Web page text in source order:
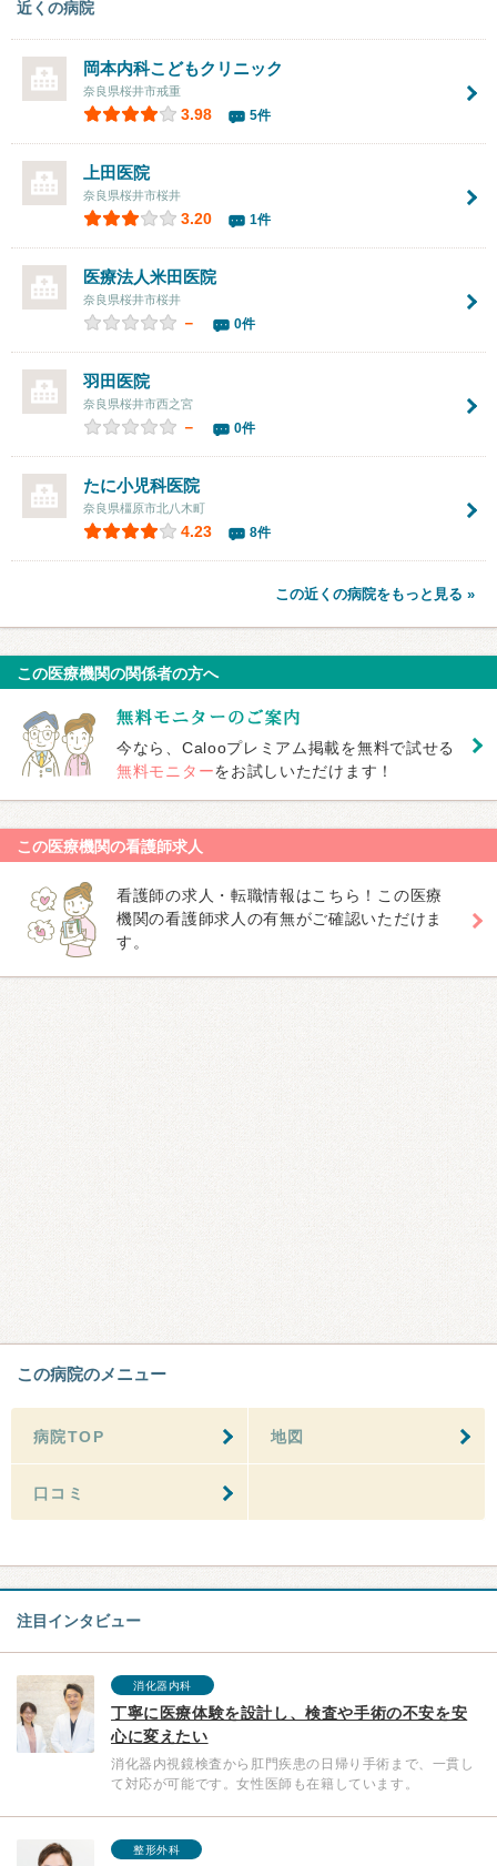
近くの病院
岡本内科こどもクリニック
奈良県桜井市戒重
3.98 5件
上田医院
奈良県桜井市桜井
3.20 1件
医療法人米田医院
奈良県桜井市桜井
－ 0件
羽田医院
奈良県桜井市西之宮
－ 0件
たに小児科医院
奈良県橿原市北八木町
4.23 8件
この近くの病院をもっと見る »
この医療機関の関係者の方へ
今なら、Calooプレミアム掲載を無料で試せる
無料モニターをお試しいただけます！
この医療機関の看護師求人
看護師の求人・転職情報はこちら！この医療
機関の看護師求人の有無がご確認いただけま
す。
この病院のメニュー
病院TOP 地図
口コミ
注目インタビュー
消化器内科
丁寧に医療体験を設計し、検査や手術の不安を安
心に変えたい
消化器内視鏡検査から肛門疾患の日帰り手術まで、一貫し
て対応が可能です。女性医師も在籍しています。
整形外科